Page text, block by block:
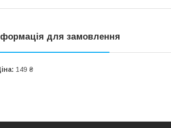
для замовлення
149 ₴